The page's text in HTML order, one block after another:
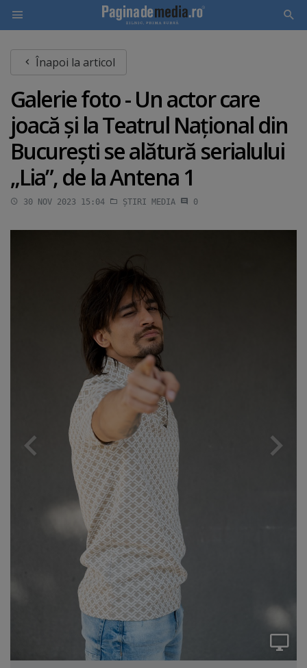
main
content
Înapoi la articol
Galerie foto - Un actor care
joacă şi la Teatrul Naţional din
Bucureşti se alătură serialului
„Lia”, de la Antena 1
30 NOV 2023 15:04 ȘTIRI MEDIA 0